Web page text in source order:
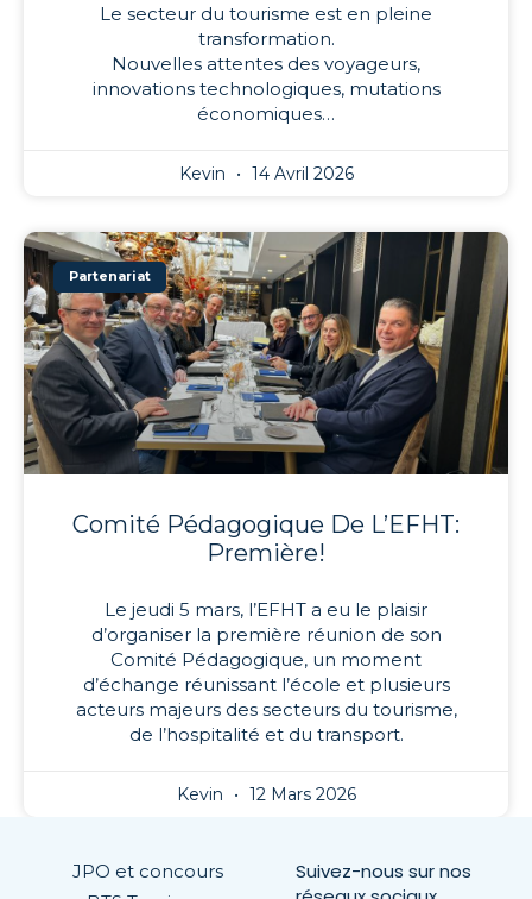
Le secteur du tourisme est en pleine
transformation.
Nouvelles attentes des voyageurs,
innovations technologiques, mutations
économiques…
Kevin 14 Avril 2026
Partenariat
Comité Pédagogique De L’EFHT:
Première!
Le jeudi 5 mars, l’EFHT a eu le plaisir
d’organiser la première réunion de son
Comité Pédagogique, un moment
d’échange réunissant l’école et plusieurs
acteurs majeurs des secteurs du tourisme,
de l’hospitalité et du transport.
Kevin 12 Mars 2026
JPO et concours
Suivez-nous sur nos